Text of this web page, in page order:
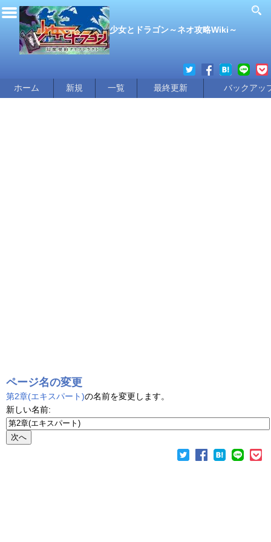
少女とドラゴン～ネオ攻略Wiki～
ホーム 新規 一覧 最終更新 バックアッ
ページ名の変更
第2章(エキスパート)の名前を変更します。
新しい名前: